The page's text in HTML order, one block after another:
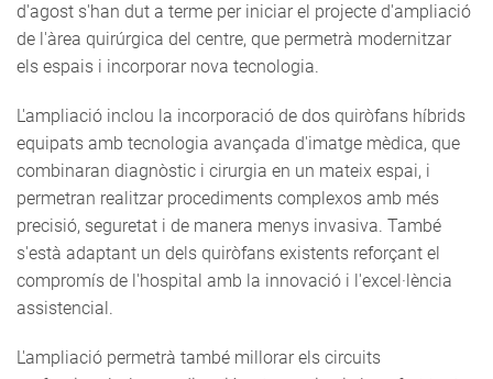
d'agost s'han dut a terme per iniciar el projecte d'ampliació
de l'àrea quirúrgica del centre, que permetrà modernitzar
els espais i incorporar nova tecnologia.
L'ampliació inclou la incorporació de dos quiròfans híbrids
equipats amb tecnologia avançada d'imatge mèdica, que
combinaran diagnòstic i cirurgia en un mateix espai, i
permetran realitzar procediments complexos amb més
precisió, seguretat i de manera menys invasiva. També
s'està adaptant un dels quiròfans existents reforçant el
compromís de l'hospital amb la innovació i l'excel·lència
assistencial.
L'ampliació permetrà també millorar els circuits